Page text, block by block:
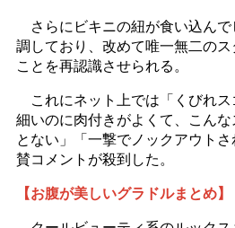
さらにビキニの紐が食い込んで
調しており、改めて唯一無二の
ことを再認識させられる。
これにネット上では「くびれ
細いのに肉付きがよくて、こん
とない」「一撃でノックアウト
賛コメントが殺到した。
【お腹が美しいグラドルまとめ】